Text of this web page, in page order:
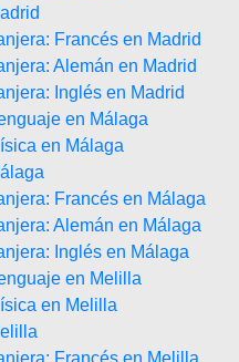
Francés en Madrid
Alemán en Madrid
Inglés en Madrid
en Málaga
en Málaga
Francés en Málaga
Alemán en Málaga
Inglés en Málaga
en Melilla
en Melilla
Francés en Melilla